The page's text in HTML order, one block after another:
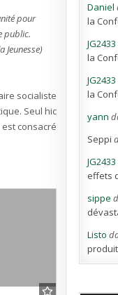
pour
public.
Jeunesse)
socialiste
Seul hic
consacré
Daniel
la
JG2433
la
JG2433
la
yann
Seppi
JG2433
effets
sippe
Listo